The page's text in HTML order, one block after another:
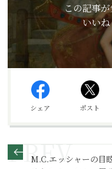
この記事
いい
シェア ポスト
M.C.エッシャーの目